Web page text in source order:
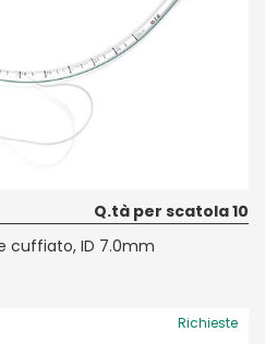
Q.tà per scatola 10
cuffiato, ID 7.0mm
Richieste